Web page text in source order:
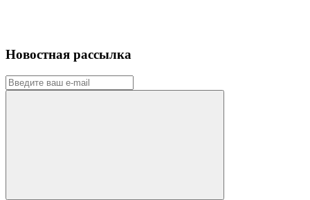
Новостная рассылка